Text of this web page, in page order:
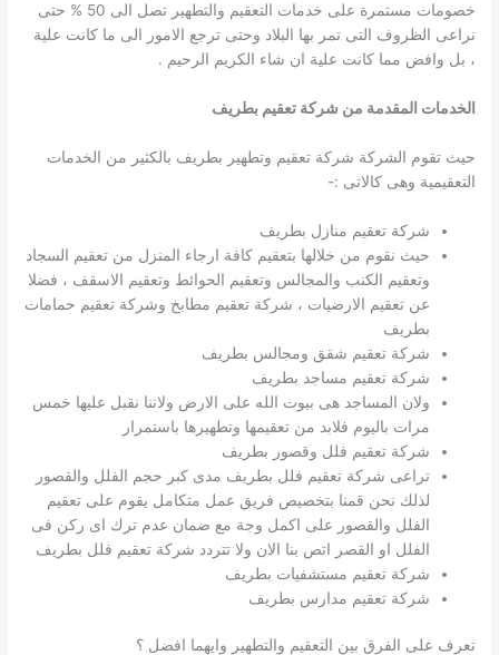
خصومات مستمرة على خدمات التعقيم والتطهير تصل الى 50 % حتى
نراعى الظروف التى تمر بها البلاد وحتى ترجع الامور الى ما كانت علية
، بل وافض مما كانت علية ان شاء الكريم الرحيم .
الخدمات المقدمة من شركة تعقيم بطريف
حيث تقوم الشركة شركة تعقيم وتطهير بطريف بالكثير من الخدمات
التعقيمية وهى كالاتى :-
شركة تعقيم منازل بطريف
حيث نقوم من خلالها بتعقيم كافة ارجاء المنزل من تعقيم السجاد
وتعقيم الكنب والمجالس وتعقيم الحوائط وتعقيم الاسقف ، فضلا
عن تعقيم الارضيات ، شركة تعقيم مطابخ وشركة تعقيم حمامات
بطريف
شركة تعقيم شقق ومجالس بطريف
شركة تعقيم مساجد بطريف
ولان المساجد هى بيوت الله على الارض ولاننا نقبل عليها خمس
مرات باليوم فلابد من تعقيمها وتطهيرها باستمرار
شركة تعقيم فلل وقصور بطريف
تراعى شركة تعقيم فلل بطريف مدى كبر حجم الفلل والقصور
لذلك نحن قمنا بتخصيص فريق عمل متكامل يقوم على تعقيم
الفلل والقصور على اكمل وجة مع ضمان عدم ترك اى ركن فى
الفلل او القصر اتص بنا الان ولا تتردد شركة تعقيم فلل بطريف
شركة تعقيم مستشفيات بطريف
شركة تعقيم مدارس بطريف
تعرف على الفرق بين التعقيم والتطهير وايهما افضل ؟